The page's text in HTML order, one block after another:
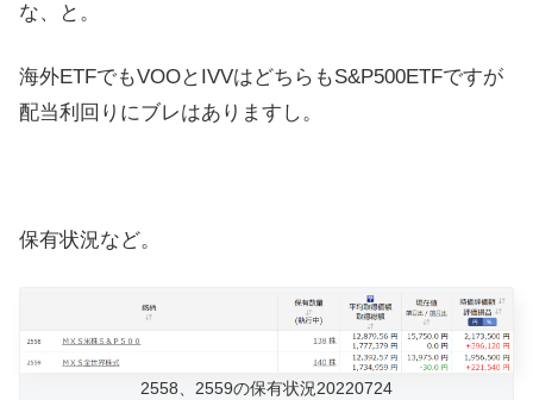
な、と。
海外ETFでもVOOとIVVはどちらもS&P500ETFですが
配当利回りにブレはありますし。
保有状況など。
2558、2559の保有状況20220724